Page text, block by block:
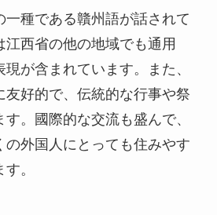
一種である贛州語が話されて
江西省の他の地域でも通用
が含まれています。また、
友好的で、伝統的な行事や祭
。國際的な交流も盛んで、
の外国人にとっても住みやす
。